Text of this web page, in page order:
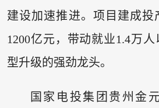
建设加速推进。项目建成投
1200亿元，带动就业1.4万
型升级的强劲龙头。
国家电投集团贵州金